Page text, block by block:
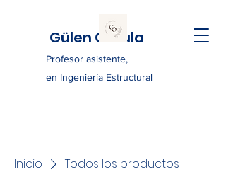
Gülen Ozkula
Profesor asistente,
en Ingeniería Estructural
Inicio Todos los productos